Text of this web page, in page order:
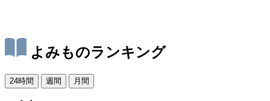
よみものランキング
24時間 週間 月間